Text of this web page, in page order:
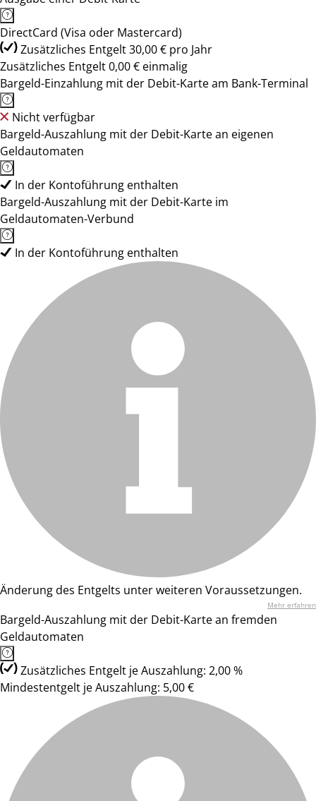
DirectCard (Visa oder Mastercard)
Zusätzliches Entgelt 30,00 € pro Jahr
Zusätzliches Entgelt 0,00 € einmalig
Bargeld-Einzahlung mit der Debit-Karte am Bank-Terminal
Nicht verfügbar
Bargeld-Auszahlung mit der Debit-Karte an eigenen
Geldautomaten
In der Kontoführung enthalten
Bargeld-Auszahlung mit der Debit-Karte im
Geldautomaten-Verbund
In der Kontoführung enthalten
Änderung des Entgelts unter weiteren Voraussetzungen.
Mehr erfahren
Bargeld-Auszahlung mit der Debit-Karte an fremden
Geldautomaten
Zusätzliches Entgelt je Auszahlung: 2,00 %
Mindestentgelt je Auszahlung: 5,00 €